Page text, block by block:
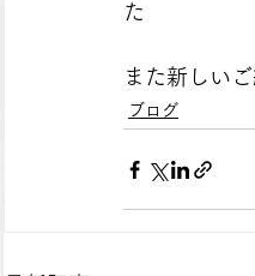
た
また新しい
ブログ